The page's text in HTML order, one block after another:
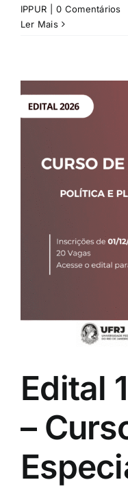
IPPUR
0 Comentários
Ler Mais
Edital
–